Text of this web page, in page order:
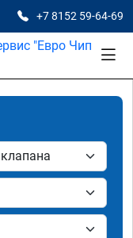
+7 8152 59-64-69